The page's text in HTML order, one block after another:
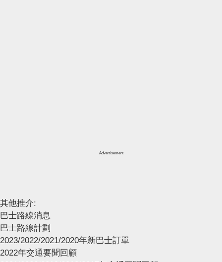
Advertisement
其他推介:
巴士路線消息
巴士路線計劃
2023/2022/2021/2020年新巴士訂單
2022年交通要聞回顧